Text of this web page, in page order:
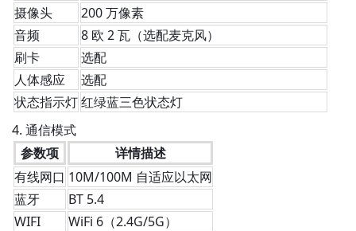
摄像头
200 万像素
音频
8 欧 2 瓦（选配麦克风）
刷卡
选配
人体感应
选配
状态指示灯红绿蓝三色状态灯
4. 通信模式
参数项
详情描述
有线网口 10M/100M 自适应以太网
蓝牙
BT 5.4
WIFI
WiFi 6（2.4G/5G）